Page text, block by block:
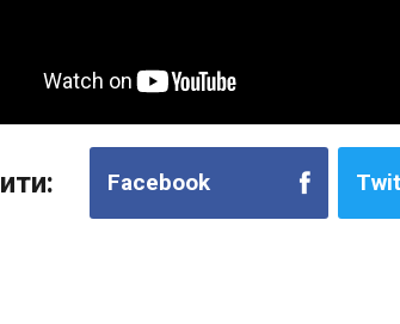
Facebook